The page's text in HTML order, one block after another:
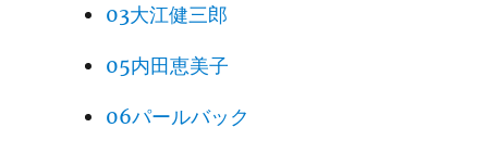
03大江健三郎
05内田恵美子
06パールバック